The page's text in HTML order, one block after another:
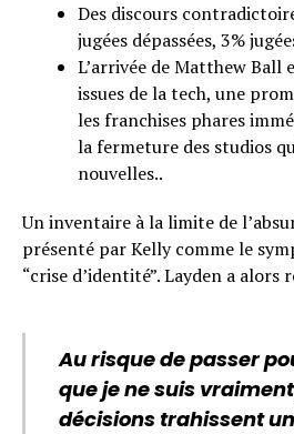
Des discours
jugées dépassées, 3%
L’arrivée de Matthew Ball
issues de la tech, une
les franchises phares
la fermeture des studios
nouvelles..
Un inventaire à la limite de
présenté par Kelly comme le
“crise d’identité”. Layden a alors
Au risque de passer
que je ne suis
décisions trahissent